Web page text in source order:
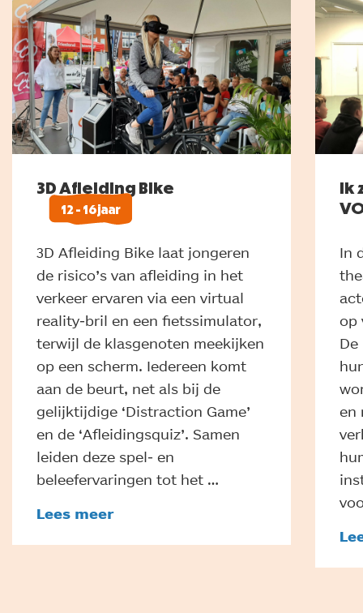
3D Afleiding Bike
12 - 16 jaar
3D Afleiding Bike laat jongeren
de risico’s van afleiding in het
verkeer ervaren via een virtual
reality-bril en een fietssimulator,
terwijl de klasgenoten meekijken
op een scherm. Iedereen komt
aan de beurt, net als bij de
gelijktijdige ‘Distraction Game’
en de ‘Afleidingsquiz’. Samen
leiden deze spel- en
beleefervaringen tot het …
Lees meer
Ik
In
op
De
en